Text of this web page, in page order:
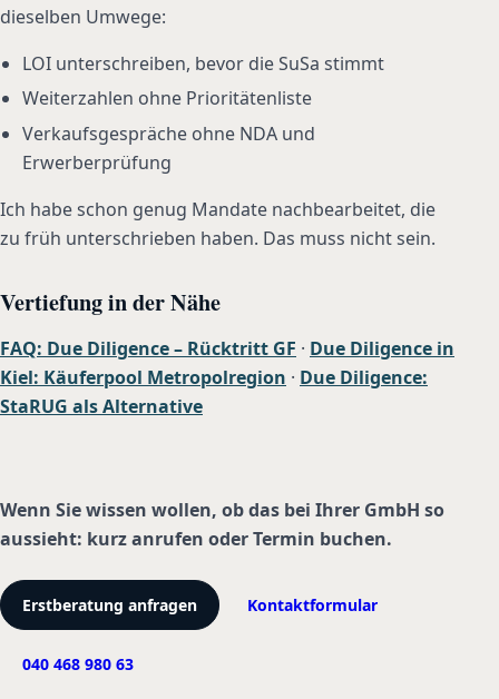
dieselben Umwege:
LOI unterschreiben, bevor die SuSa stimmt
Weiterzahlen ohne Prioritätenliste
Verkaufsgespräche ohne NDA und
Erwerberprüfung
Ich habe schon genug Mandate nachbearbeitet, die
zu früh unterschrieben haben. Das muss nicht sein.
Vertiefung in der Nähe
FAQ: Due Diligence – Rücktritt GF · Due Diligence in
Kiel: Käuferpool Metropolregion · Due Diligence:
StaRUG als Alternative
Wenn Sie wissen wollen, ob das bei Ihrer GmbH so
aussieht: kurz anrufen oder Termin buchen.
Erstberatung anfragen Kontaktformular
040 468 980 63